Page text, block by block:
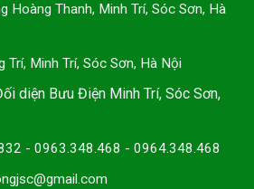
Hoàng Thanh, Minh Trí, Sóc Sơn, Hà
Trí, Minh Trí, Sóc Sơn, Hà Nội
diện Bưu Điện Minh Trí, Sóc Sơn,
- 0963.348.468 - 0964.348.468